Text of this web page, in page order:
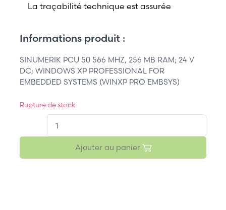
La traçabilité technique est assurée
Informations produit :
SINUMERIK PCU 50 566 MHZ, 256 MB RAM; 24 V
DC; WINDOWS XP PROFESSIONAL FOR
EMBEDDED SYSTEMS (WINXP PRO EMBSYS)
Rupture de stock
Ajouter au panier